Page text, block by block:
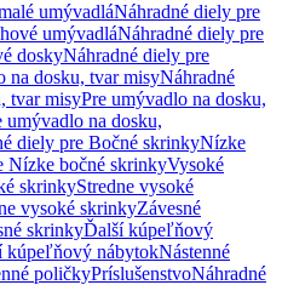
umývadláNáhradné diely pre
umývadláNáhradné diely pre
doskyNáhradné diely pre
na dosku, tvar misyNáhradné
tvar misyPre umývadlo na dosku,
umývadlo na dosku,
diely pre Bočné skrinkyNízke
Nízke bočné skrinkyVysoké
skrinkyStredne vysoké
vysoké skrinkyZávesné
skrinkyĎalší kúpeľňový
kúpeľňový nábytokNástenné
poličkyPríslušenstvoNáhradné